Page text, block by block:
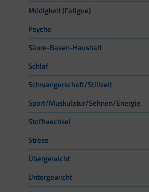
Müdigkeit (Fatigue)
Psyche
Säure-Basen-Haushalt
Schlaf
Schwangerschaft/Stillzeit
Sport/Muskulatur/Sehnen/Energie
Stoffwechsel
Stress
Übergewicht
Untergewicht